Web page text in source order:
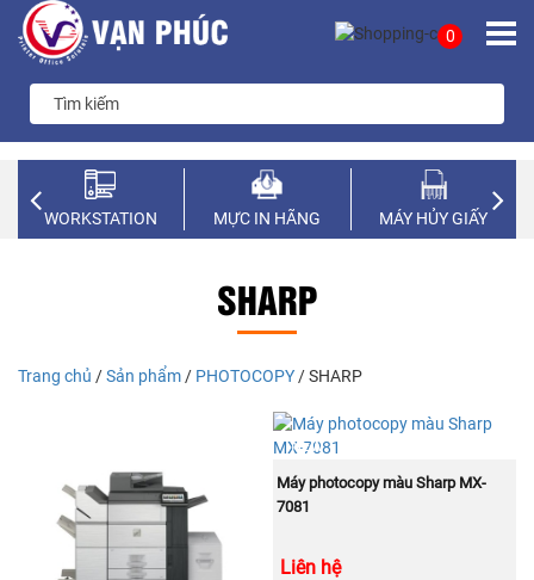
0
WORKSTATION MỰC IN HÃNG MÁY HỦY GIẤY
SHARP
Trang chủ /Sản phẩm / PHOTOCOPY / SHARP
NEW
MUA NGAY
Máy photocopy màu Sharp MX-
7081
Liên hệ